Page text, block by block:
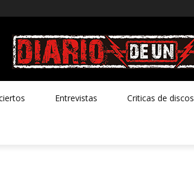
Entrevistas Criticas de discos